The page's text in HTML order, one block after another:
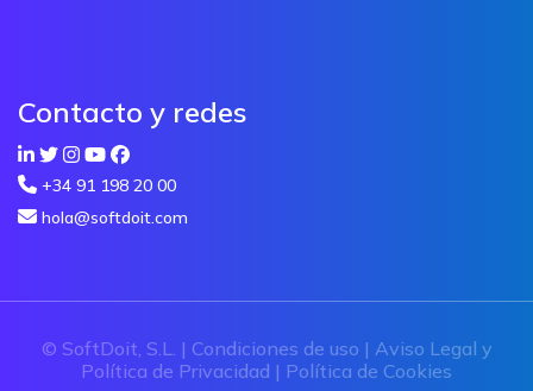
Contacto y redes
+34 91 198 20 00
hola@softdoit.com
© SoftDoit, S.L. | Condiciones de uso | Aviso Legal y
Política de Privacidad | Política de Cookies